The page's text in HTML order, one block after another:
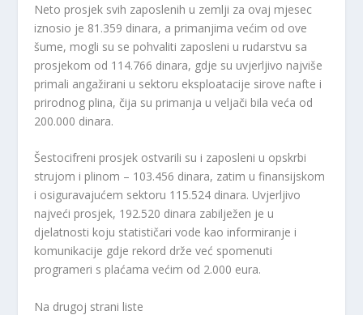
Neto prosjek svih zaposlenih u zemlji za ovaj mjesec
iznosio je 81.359 dinara, a primanjima većim od ove
šume, mogli su se pohvaliti zaposleni u rudarstvu sa
prosjekom od 114.766 dinara, gdje su uvjerljivo najviše
primali angažirani u sektoru eksploatacije sirove nafte i
prirodnog plina, čija su primanja u veljači bila veća od
200.000 dinara.
Šestocifreni prosjek ostvarili su i zaposleni u opskrbi
strujom i plinom – 103.456 dinara, zatim u finansijskom
i osiguravajućem sektoru 115.524 dinara. Uvjerljivo
najveći prosjek, 192.520 dinara zabilježen je u
djelatnosti koju statističari vode kao informiranje i
komunikacije gdje rekord drže već spomenuti
programeri s plaćama većim od 2.000 eura.
Na drugoj strani liste